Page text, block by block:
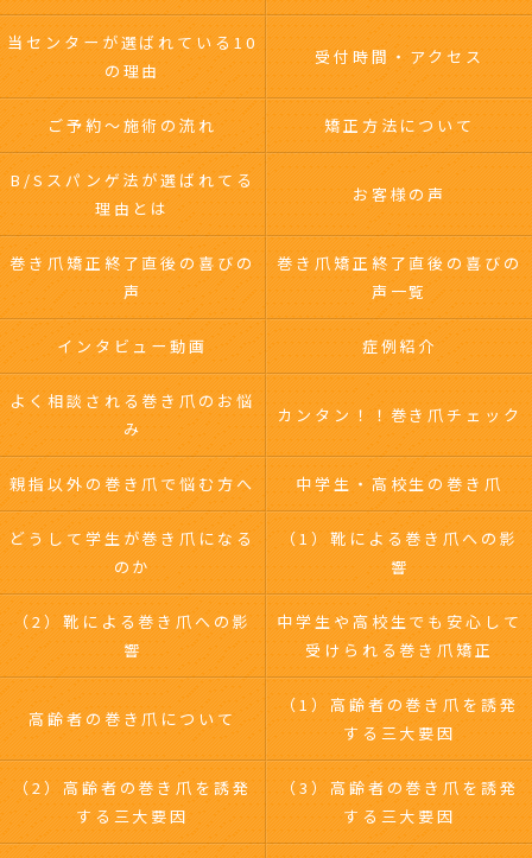
当センターが選ばれている10
の理由
受付時間・アクセス
ご予約～施術の流れ 矯正方法について
B/Sスパンゲ法が選ばれてる
理由とは
お客様の声
巻き爪矯正終了直後の喜びの
声
巻き爪矯正終了直後の喜びの
声一覧
インタビュー動画 症例紹介
よく相談される巻き爪のお悩
み
カンタン！！巻き爪チェック
親指以外の巻き爪で悩む方へ 中学生・高校生の巻き爪
どうして学生が巻き爪になる
のか
（1）靴による巻き爪への影
響
（2）靴による巻き爪への影
響
中学生や高校生でも安心して
受けられる巻き爪矯正
高齢者の巻き爪について
（1）高齢者の巻き爪を誘発
する三大要因
（2）高齢者の巻き爪を誘発
する三大要因
（3）高齢者の巻き爪を誘発
する三大要因